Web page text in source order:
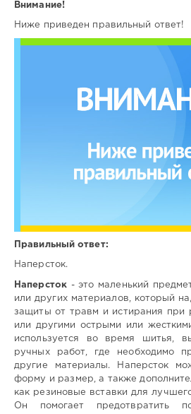
Внимание!
Ниже приведен правильный ответ!
Правильный ответ:
Наперсток.
Наперсток- это маленький
или других материалов, который
защиты от травм и истирания при
или другими острыми или
используется во время шитья,
ручных работ, где необходимо
другие материалы. Наперсток
форму и размер, а также
как резиновые вставки для
Он помогает предотвратить